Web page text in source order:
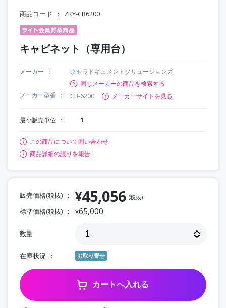
商品コード ZKY-CB6200
キャビネット（専用台）
メーカー
京セラドキュメントソリューションズ
同じメーカーの商品を検索する
メーカー型番
CB-6200 メーカーサイトを見る
最小販売単位 1
この商品について問い合わせ
商品詳細の誤りを報告
販売価格(税抜) ¥45,056 (税抜)
標準価格(税抜) ¥65,000
数量
在庫状況 お取り寄せ
カートへ入れる